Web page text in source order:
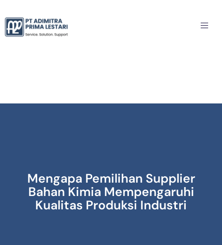
Mengapa Pemilihan Supplier
Bahan Kimia Mempengaruhi
Kualitas Produksi Industri